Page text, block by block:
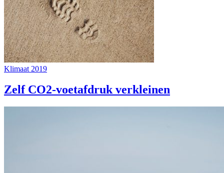
Klimaat 2019
Zelf CO2-voetafdruk verkleinen